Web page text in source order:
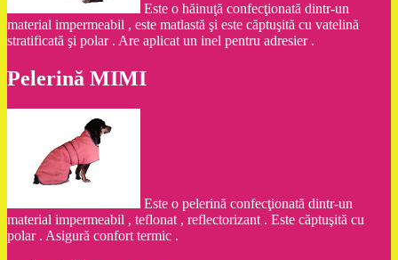
Este o hăinuţă confecţionată dintr-un
material impermeabil , este matlastă şi este căptuşită cu vatelină
stratificată şi polar . Are aplicat un inel pentru adresier .
Pelerină MIMI
Este o pelerină confecţionată dintr-un
material impermeabil , teflonat , reflectorizant . Este căptuşită cu
polar . Asigură confort termic .